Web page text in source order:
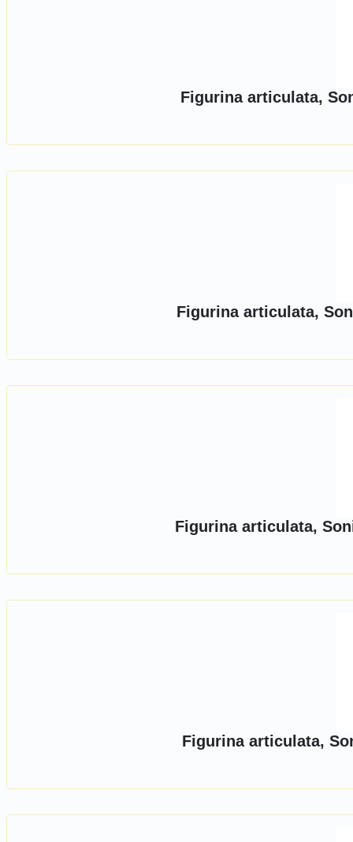
Figurina articulata,
Figurina articulata,
Figurina articulata,
Figurina articulata,